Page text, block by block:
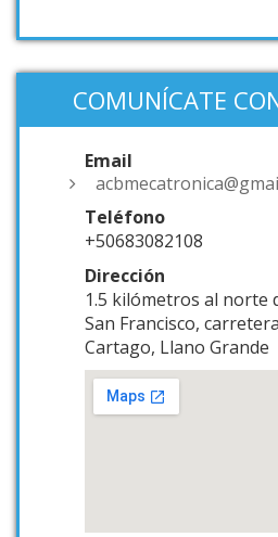
COMUNÍCATE
Email
Teléfono
+50683082108
Dirección
1.5 kilómetros al norte
San Francisco,
Cartago, Llano Grande